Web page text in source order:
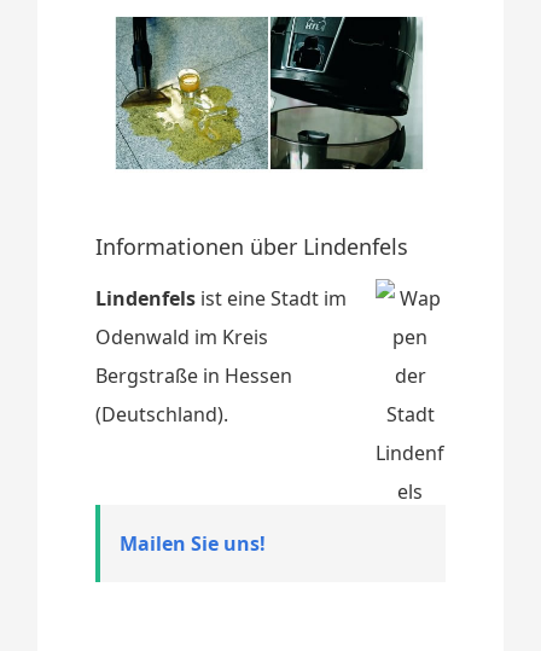
Informationen über Lindenfels
Lindenfels ist eine Stadt im
Odenwald im Kreis
Bergstraße in Hessen
(Deutschland).
Mailen Sie uns!